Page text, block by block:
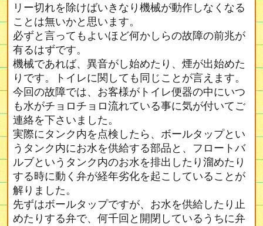
リー切れを除けばいきなり機械が動作しなくなる
ことは無いかと思います。
必ずと言ってもよいほど何かしらの故障の前兆が
有るはずです。
機械であれば、異音がし始めたり、煙が出始めた
りです。トイレに関しても同じことが言えます。
今回の故障では、お客様がトイレ便器の中にいつ
も水がチョロチョロ流れている事に気が付いてご
連絡を下さいました。
実際にタンク内を点検したら、ボールタップとい
うタンク内にお水を供給する部品と、フロートバ
ルブというタンク内のお水を排出したり溜めたり
する時に動く弁が経年劣化を起こしていることが
解りました。
先ずはボールタップですが、お水を供給したり止
めたりする弁で、何千回と開閉しているうちに弁